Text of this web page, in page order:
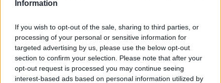
Information
If you wish to opt-out of the sale, sharing to third parties, or
processing of your personal or sensitive information for
targeted advertising by us, please use the below opt-out
section to confirm your selection. Please note that after your
opt-out request is processed you may continue seeing
interest-based ads based on personal information utilized by